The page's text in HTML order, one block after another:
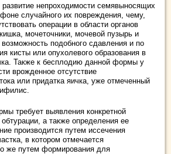
непроходимости семявыносящих
случайного их повреждения, чему,
операции в области органов
мочеточники, мочевой пузырь и
подобного сдавления и по
кисты или опухолевого образования в
Также к бесплодию данной формы у
врожденное отсутствие
или придатка яичка, уже отмеченный
требует выявления конкретной
а также определения ее
производится путем иссечения
в котором отмечается
же путем формирования для